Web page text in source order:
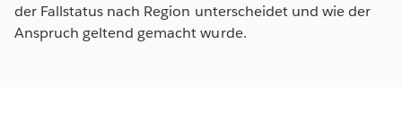
der Fallstatus nach Region unterscheidet und wie der
Anspruch geltend gemacht wurde.